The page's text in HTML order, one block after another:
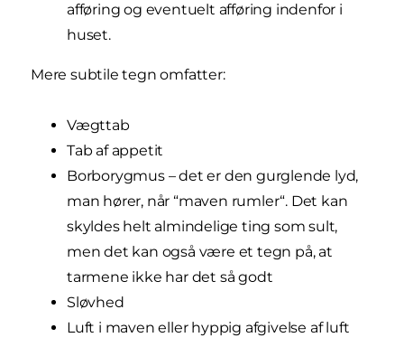
afføring og eventuelt afføring indenfor i
huset.
Mere subtile tegn omfatter:
Vægttab
Tab af appetit
Borborygmus – det er den gurglende lyd,
man hører, når “maven rumler“. Det kan
skyldes helt almindelige ting som sult,
men det kan også være et tegn på, at
tarmene ikke har det så godt
Sløvhed
Luft i maven eller hyppig afgivelse af luft